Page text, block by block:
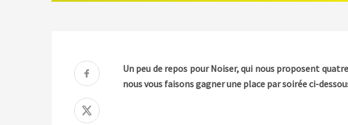
Un peu de repos pour Noiser, qui nous proposent
nous vous faisons gagner une place par soirée ci-